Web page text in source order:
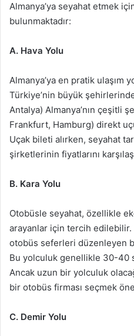
Almanya’ya seyahat etmek
bulunmaktadır:
A. Hava Yolu
Almanya’ya en pratik ulaşım
Türkiye’nin büyük
Antalya) Almanya’nın çeşitli
Frankfurt, Hamburg) direkt
Uçak bileti alırken, seyahat
şirketlerinin fiyatlarını
B. Kara Yolu
Otobüsle seyahat, özellikle
arayanlar için tercih edilebilir.
otobüs seferleri düzenleyen
Bu yolculuk genellikle 30-40
Ancak uzun bir yolculuk
bir otobüs firması seçmek
C. Demir Yolu